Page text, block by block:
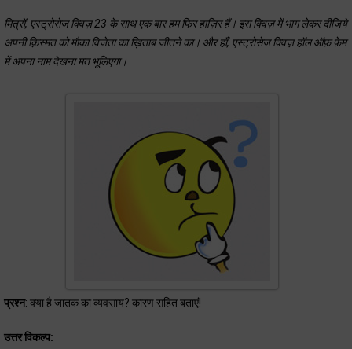
मित्रों, एस्ट्रोसेज क्विज़ 23 के साथ एक बार हम फिर हाज़िर हैं। इस क्विज़ में भाग लेकर दीजिये
अपनी क़िस्मत को मौका विजेता का ख़िताब जीतने का। और हाँ, एस्ट्रोसेज क्विज़ हॉल ऑफ़ फ़ेम
में अपना नाम देखना मत भूलिएगा।
प्रश्न: क्या है जातक का व्यवसाय? कारण सहित बताएं!
उत्तर विकल्प: